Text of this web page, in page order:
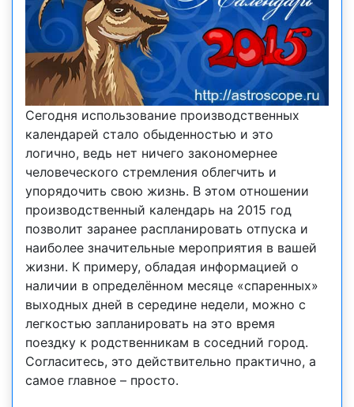
Сегодня использование производственных
календарей стало обыденностью и это
логично, ведь нет ничего закономернее
человеческого стремления облегчить и
упорядочить свою жизнь. В этом отношении
производственный календарь на 2015 год
позволит заранее распланировать отпуска и
наиболее значительные мероприятия в вашей
жизни. К примеру, обладая информацией о
наличии в определённом месяце «спаренных»
выходных дней в середине недели, можно с
легкостью запланировать на это время
поездку к родственникам в соседний город.
Согласитесь, это действительно практично, а
самое главное – просто.